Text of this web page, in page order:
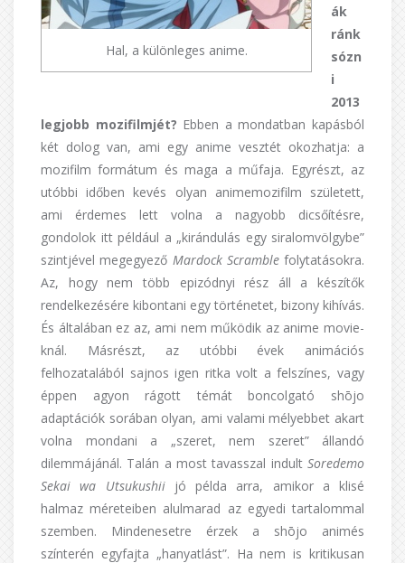
Hal, a különleges anime.
ák
ránk
sózn
i
2013
legjobb mozifilmjét? Ebben a mondatban kapásból
két dolog van, ami egy anime vesztét okozhatja: a
mozifilm formátum és maga a műfaja. Egyrészt, az
utóbbi időben kevés olyan animemozifilm született,
ami érdemes lett volna a nagyobb dicsőítésre,
gondolok itt például a „kirándulás egy siralomvölgybe”
szintjével megegyező Mardock Scramblefolytatásokra.
Az, hogy nem több epizódnyi rész áll a készítők
rendelkezésére kibontani egy történetet, bizony kihívás.
És általában ez az, ami nem működik az anime movie-
knál. Másrészt, az utóbbi évek animációs
felhozatalából sajnos igen ritka volt a felszínes, vagy
éppen agyon rágott témát boncolgató shōjo
adaptációk sorában olyan, ami valami mélyebbet akart
volna mondani a „szeret, nem szeret” állandó
dilemmájánál. Talán a most tavasszal indult Soredemo
Sekai wa Utsukushiijó példa arra, amikor a klisé
halmaz méreteiben alulmarad az egyedi tartalommal
szemben. Mindenesetre érzek a shōjo animés
színterén egyfajta „hanyatlást”. Ha nem is kritikusan